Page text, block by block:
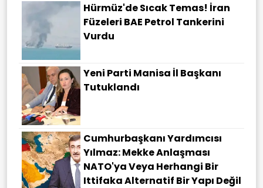
Hürmüz'de Sıcak Temas! İran
Füzeleri BAE Petrol Tankerini
Vurdu
Yeni Parti Manisa İl Başkanı
Tutuklandı
Cumhurbaşkanı Yardımcısı
Yılmaz: Mekke Anlaşması
NATO'ya Veya Herhangi Bir
Ittifaka Alternatif Bir Yapı Değil